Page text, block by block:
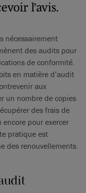
l’avis.
nécessairement
des audits pour
de conformité.
en matière d’audit
aux
un nombre de copies
des frais de
pour exercer
pratique est
des renouvellements.